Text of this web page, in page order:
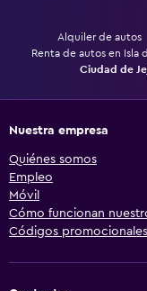
Alquiler de autos
Renta de autos en Isla
Ciudad de
Nuestra empresa
Quiénes somos
Empleo
Móvil
Cómo funcionan
Códigos